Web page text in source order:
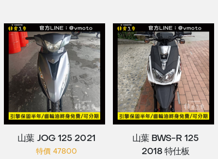
山葉 JOG 125 2021
特價 47800
山葉 BWS-R 125
2018 特仕板